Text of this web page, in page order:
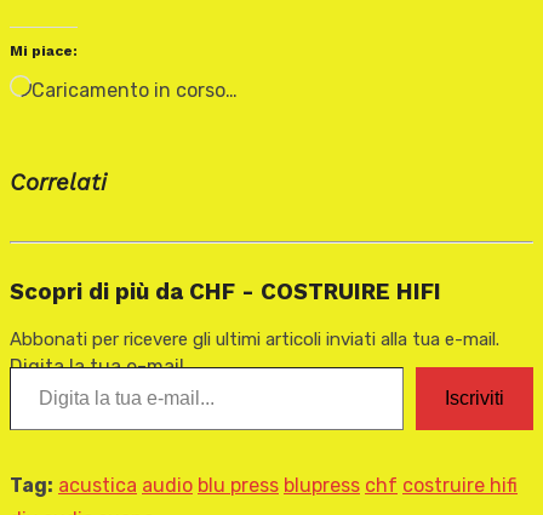
Mi piace:
Caricamento in corso…
Correlati
Scopri di più da CHF - COSTRUIRE HIFI
Abbonati per ricevere gli ultimi articoli inviati alla tua e-mail.
Digita la tua e-mail...
Iscriviti
Tag: acustica audio blu press blupress chf costruire hifi